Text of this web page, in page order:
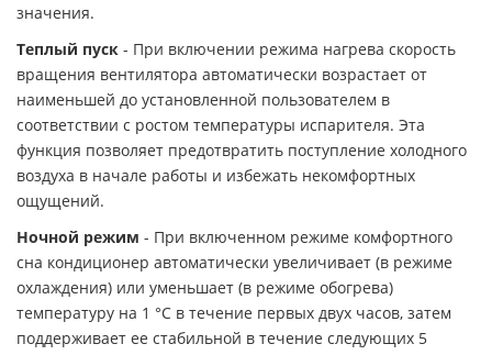
значения.
Теплый пуск - При включении режима нагрева скорость
вращения вентилятора автоматически возрастает от
наименьшей до установленной пользователем в
соответствии с ростом температуры испарителя. Эта
функция позволяет предотвратить поступление холодного
воздуха в начале работы и избежать некомфортных
ощущений.
Ночной режим - При включенном режиме комфортного
сна кондиционер автоматически увеличивает (в режиме
охлаждения) или уменьшает (в режиме обогрева)
температуру на 1 °С в течение первых двух часов, затем
поддерживает ее стабильной в течение следующих 5